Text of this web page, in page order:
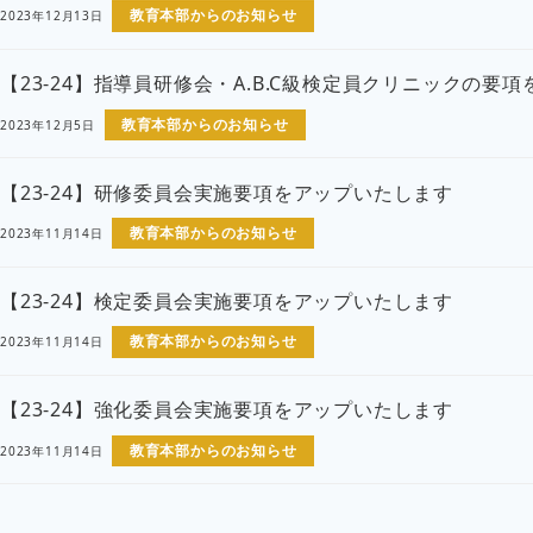
2023年12月13日 教育本部からのお知らせ
【23-24】指導員研修会・A.B.C級検定員クリニックの要項
2023年12月5日 教育本部からのお知らせ
【23-24】研修委員会実施要項をアップいたします
2023年11月14日 教育本部からのお知らせ
【23-24】検定委員会実施要項をアップいたします
2023年11月14日 教育本部からのお知らせ
【23-24】強化委員会実施要項をアップいたします
2023年11月14日 教育本部からのお知らせ